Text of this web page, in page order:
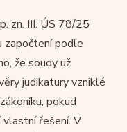
zn. III. ÚS 78/25
podle
že soudy už
judikatury vzniklé
pokud
vlastní řešení. V